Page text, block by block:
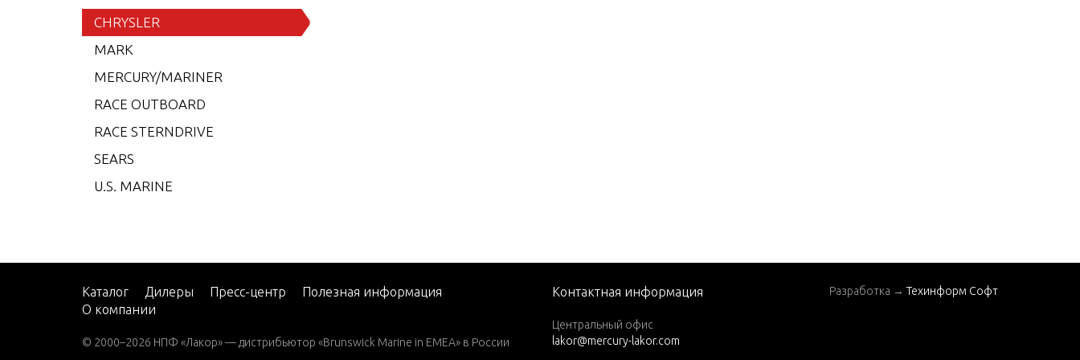
CHRYSLER
MARK
MERCURY/MARINER
RACE OUTBOARD
RACE STERNDRIVE
SEARS
U.S. MARINE
8 (1978)
8 (1979)
9.9 (1980)
Каталог Дилеры Пресс-центр
Полезная информация
О компании
© 2000–2026 НПФ «Лакор» — дистрибьютор «Brunswick Marine in EMEA» в России
Контактная информация
Центральный офис
lakor@mercury-lakor.com
Разработка → Техинформ Софт